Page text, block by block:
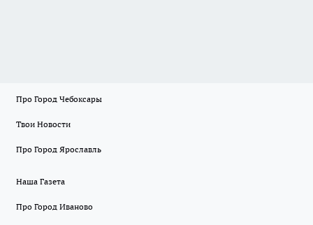
Про Город Чебоксары
Твои Новости
Про Город Ярославль
Наша Газета
Про Город Иваново